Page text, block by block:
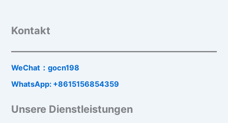
Kontakt
WeChat：gocn198
WhatsApp: +8615156854359
Unsere Dienstleistungen